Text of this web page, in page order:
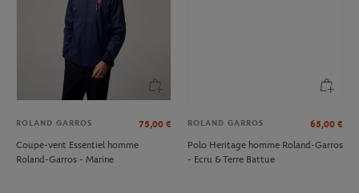
ROLAND GARROS 75,00 €
Coupe-vent Essentiel homme
Roland-Garros - Marine
ROLAND GARROS 65,00 €
Polo Heritage homme Roland-Garros
- Ecru & Terre Battue